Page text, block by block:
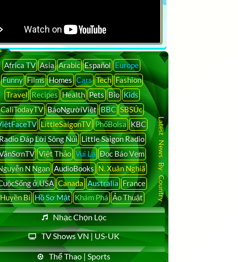
Africa TV Asia Arabic Español Europe
Funny Films Homes Cars Tech Fashion
Travel Recipes Health Pets Bio Kids
CaliTodayTV BáoNgườiViệt BBC SBSÚc
LittleSaigonTV PhốBolsa KBC
Radio Đáp Lời Sông Núi Little Saigon Radio
Việt Thảo Vui Lạ Đọc Báo Vẹm
N Ngạn AudioBooks N. Xuân Nghiã
ở USA Canada Australia France
Huyền Bí Hồ Sơ Mật Khám Phá Ảo Thuật
Nhạc Chọn Lọc
TV Shows VN | US-UK
Thể Thao | Sports
Latest News By Country